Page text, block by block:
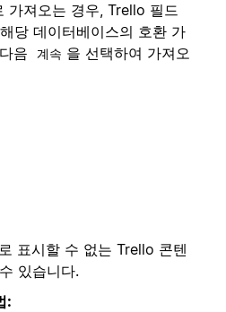
가져오는 경우, Trello 필드
당 데이터베이스의 호환 가
음
계속 을 선택하여 가져오
표시할 수 없는 Trello 콘텐
있습니다.
: